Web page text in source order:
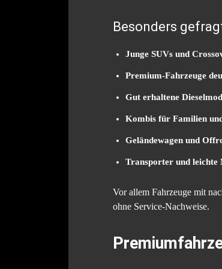
Besonders
Junge SUVs und
Premium-Fahrzeuge
Gut erhaltene
Kombis für Familien
Geländewagen und
Transporter und leichte
Vor allem Fahrzeuge mit
ohne Service-Nachweise.